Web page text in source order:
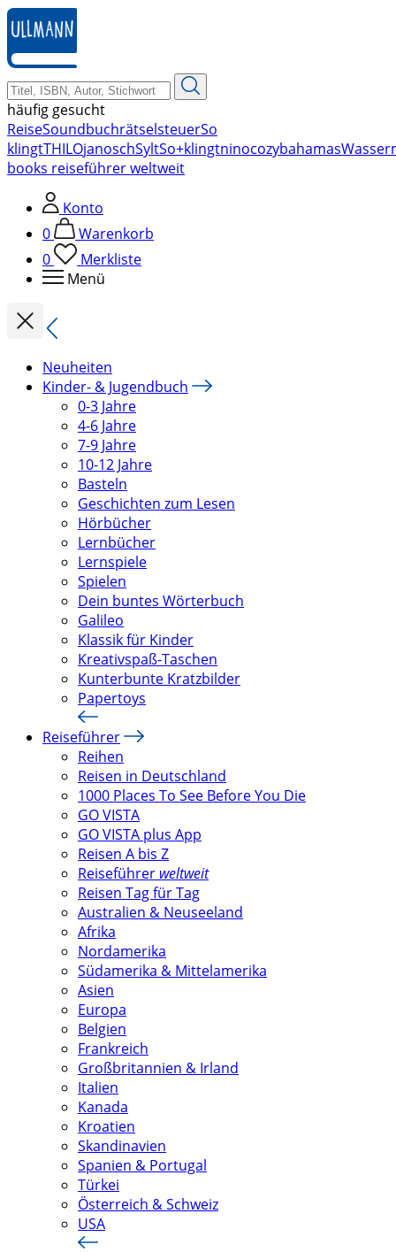
zum
Hauptinhalt
springen
häufig gesucht
ReiseSoundbuchrätselsteuerSo
klingtTHILOjanoschSyltSo+klingtninocozybahamas
books reiseführer weltweit
Konto
0
Warenkorb
0
Merkliste
Menü
Neuheiten
Kinder- & Jugendbuch
0-3 Jahre
4-6 Jahre
7-9 Jahre
10-12 Jahre
Basteln
Geschichten zum Lesen
Hörbücher
Lernbücher
Lernspiele
Spielen
Dein buntes Wörterbuch
Galileo
Klassik für Kinder
Kreativspaß-Taschen
Kunterbunte Kratzbilder
Papertoys
Reiseführer
Reihen
Reisen in Deutschland
1000 Places To See Before You Die
GO VISTA
GO VISTA plus App
Reisen A bis Z
Reiseführer weltweit
Reisen Tag für Tag
Australien & Neuseeland
Afrika
Nordamerika
Südamerika & Mittelamerika
Asien
Europa
Belgien
Frankreich
Großbritannien & Irland
Italien
Kanada
Kroatien
Skandinavien
Spanien & Portugal
Türkei
Österreich & Schweiz
USA